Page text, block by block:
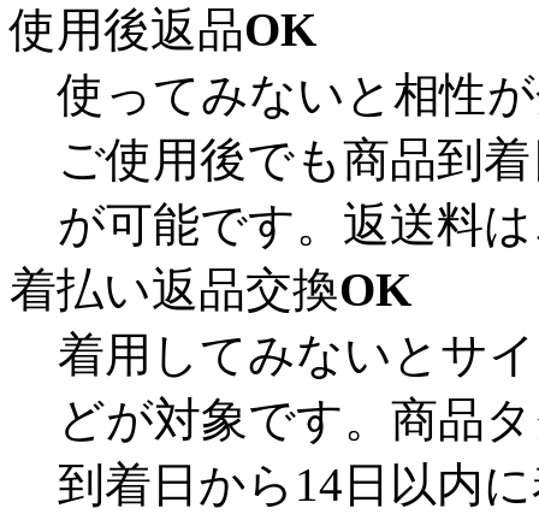
使用後返品OK
使ってみないと相性
ご使用後でも商品到
が可能です。返送料
着払い返品交換OK
着用してみないとサ
どが対象です。商品
到着日から14日以内